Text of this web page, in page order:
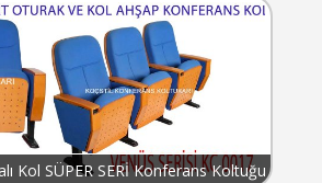
Kol SÜPER SERİ Konferans Koltuğu